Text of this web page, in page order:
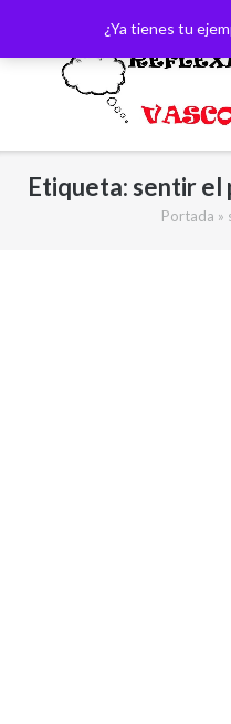
¿Ya tienes tu
contenido
Etiqueta:sentir el
Portada »